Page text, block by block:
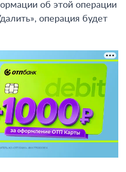
об этой операции
операция будет